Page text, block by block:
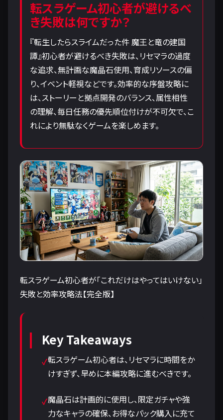
転スラゲーム初心者が避けるべ
き失敗は何ですか？
『転生したらスライムだった件 魔王と竜の建国
譚』初心者が避けるべき失敗は、リセマラの過度
な追求、無計画な魔晶石使用、育成リソースの偏
り、イベント軽視などです。効率的な序盤攻略に
は、ストーリーと拠点開発のバランス、属性相性
の理解、毎日任務の優先順位付けが不可欠で、こ
れにより無駄なくゲームを楽しめます。
転スラゲーム初心者が「これだけはやってはいけない」
失敗と効率攻略法【完全版】
Key Takeaways
転スラゲーム初心者は、リセマラに時間をか
けすぎず、早めに本編攻略に進むべきです。
魔晶石は計画的に使用し、限定ガチャや強
力なキャラの確保、お得なパック購入に充て